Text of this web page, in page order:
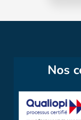
Nos